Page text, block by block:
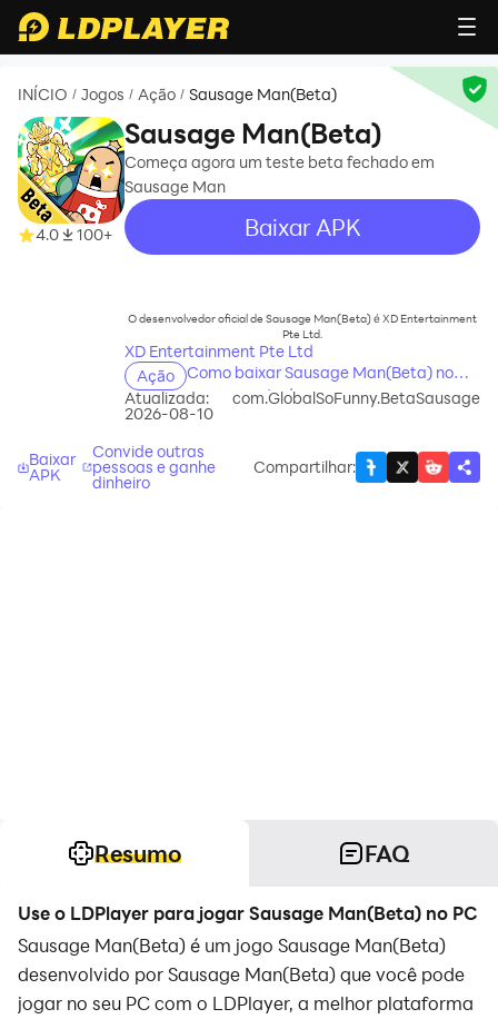
INÍCIO / Jogos / Ação / Sausage Man(Beta)
4.0 100+
Sausage Man(Beta)
Começa agora um teste beta fechado em
Sausage Man
Baixar APK
recommend
O desenvolvedor oficial de Sausage Man(Beta) é XD Entertainment
Pte Ltd.
XD Entertainment Pte Ltd
Ação
Como baixar Sausage Man(Beta) no
seu computador
Atualizada:
2026-08-10
com.GlobalSoFunny.BetaSausage
Baixar
APK
Convide outras
pessoas e ganhe
dinheiro
Compartilhar:
Resumo FAQ
Use o LDPlayer para jogar Sausage Man(Beta) no PC
Sausage Man(Beta) é um jogo Sausage Man(Beta)
desenvolvido por Sausage Man(Beta) que você pode
jogar no seu PC com o LDPlayer, a melhor plataforma